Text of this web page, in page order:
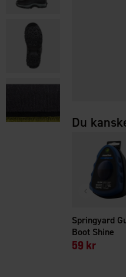
Du
Springyard
Boot Shine
59 kr